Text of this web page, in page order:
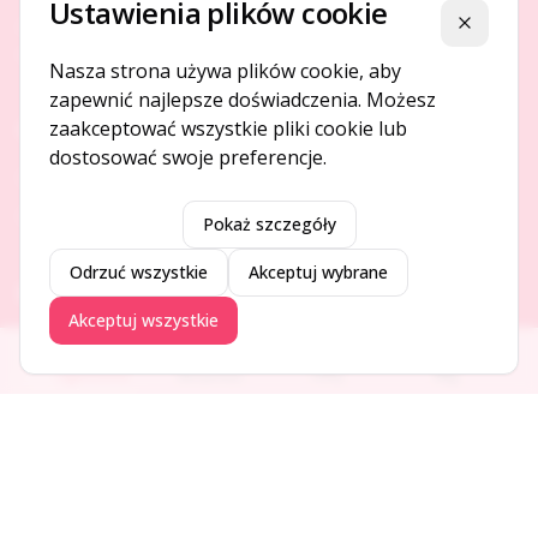
Platforma ogłoszeń i firm, która łączy ludzi i rozwija biznes
O NAS
DODAJ I PROMUJ
Dodaj ogłoszenie
Dodaj firmę
Ogłoszenia Aktualności Firmy Blog
Ustawienia plików cookie Zamknij
Nasza strona używa plików cookie, aby
zapewnić najlepsze doświadczenia. Możesz
zaakceptować wszystkie pliki cookie lub
dostosować swoje preferencje.
Pokaż szczegóły
Odrzuć wszystkie Akceptuj wybrane
Akceptuj wszystkie